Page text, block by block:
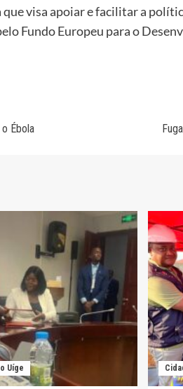
que visa apoiar e facilitar a
Fundo Europeu para o
Ébola
Uíge